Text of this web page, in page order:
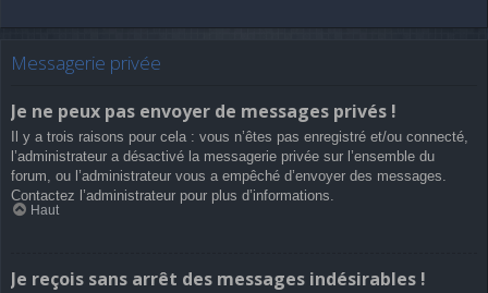
Messagerie privée
Je ne peux pas envoyer de messages privés !
Il y a trois raisons pour cela : vous n’êtes pas enregistré et/ou connecté,
l’administrateur a désactivé la messagerie privée sur l’ensemble du
forum, ou l’administrateur vous a empêché d’envoyer des messages.
Contactez l’administrateur pour plus d’informations.
Haut
Je reçois sans arrêt des messages indésirables !